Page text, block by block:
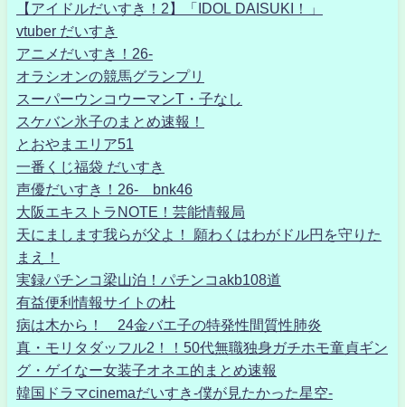
【アイドルだいすき！2】「IDOL DAISUKI！」
vtuber だいすき
アニメだいすき！26-
オラシオンの競馬グランプリ
スーパーウンコウーマンT・子なし
スケバン氷子のまとめ速報！
とおやまエリア51
一番くじ福袋 だいすき
声優だいすき！26- bnk46
大阪エキストラNOTE！芸能情報局
天にまします我らが父よ！ 願わくはわがドル円を守りた
まえ！
実録パチンコ梁山泊！パチンコakb108道
有益便利情報サイトの杜
病は木から！ 24金バエ子の特発性間質性肺炎
真・モリタダッフル2！！50代無職独身ガチホモ童貞ギン
グ・ゲイなー女装子オネエ的まとめ速報
韓国ドラマcinemaだいすき-僕が見たかった星空-